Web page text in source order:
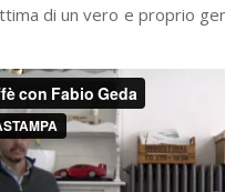
di un vero e proprio